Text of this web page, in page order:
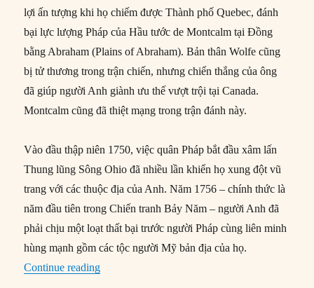
lợi ấn tượng khi họ chiếm được Thành phố Quebec, đánh
bại lực lượng Pháp của Hầu tước de Montcalm tại Đồng
bằng Abraham (Plains of Abraham). Bản thân Wolfe cũng
bị tử thương trong trận chiến, nhưng chiến thắng của ông
đã giúp người Anh giành ưu thế vượt trội tại Canada.
Montcalm cũng đã thiệt mạng trong trận đánh này.
Vào đầu thập niên 1750, việc quân Pháp bắt đầu xâm lấn
Thung lũng Sông Ohio đã nhiều lần khiến họ xung đột vũ
trang với các thuộc địa của Anh. Năm 1756 – chính thức là
năm đầu tiên trong Chiến tranh Bảy Năm – người Anh đã
phải chịu một loạt thất bại trước người Pháp cùng liên minh
hùng mạnh gồm các tộc người Mỹ bản địa của họ.
Continue reading“13/09/1759: Anh giành chiến thắng tại Đồng